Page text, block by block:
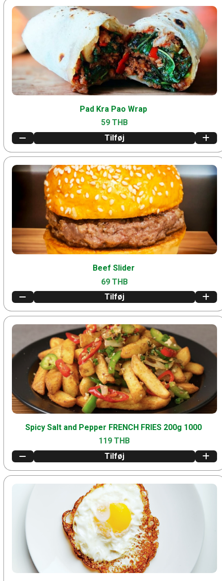
Pad Kra Pao Wrap
59 THB
Tilføj
Beef Slider
69 THB
Tilføj
Spicy Salt and Pepper FRENCH FRIES 200g 1000
119 THB
Tilføj